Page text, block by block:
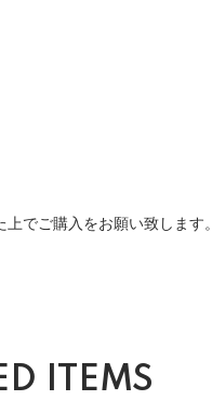
でご購入をお願い致します。
ITEMS